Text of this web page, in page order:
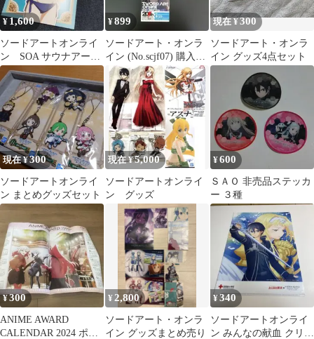
¥1,600
ソードアートオンライ
ン SOA サウナアート
オンライン シオンポス
トカード
¥899
ソードアート・オンラ
イン (No.scjf07) 購入特
典 非売品 しおり
現在 ¥300
ソードアート・オンラ
イン グッズ4点セット
現在 ¥300
ソードアートオンライ
ン まとめグッズセット
現在 ¥5,000
ソードアートオンライ
ン グッズ
¥600
ＳＡＯ 非売品ステッカ
ー ３種
¥300
ANIME AWARD
CALENDAR 2024 ポス
¥ 2,800
ソードアート・オンラ
イン グッズまとめ売り
¥340
ソードアートオンライ
ン みんなの献血 クリア